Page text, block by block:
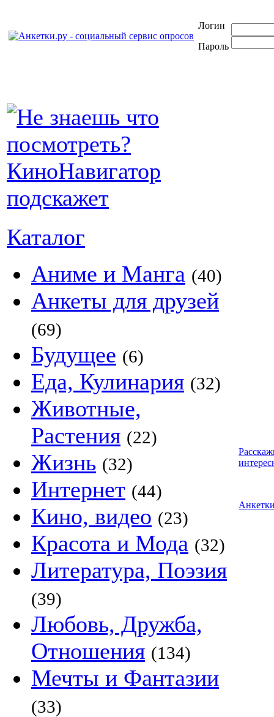
Логин
Пароль
Каталог
Аниме и Манга (40)
Анкеты для друзей
(69)
Будущее (6)
Еда, Кулинария (32)
Животные,
Растения (22)
Жизнь (32)
Интернет (44)
Кино, видео (23)
Красота и Мода (32)
Литература, Поэзия
(39)
Любовь, Дружба,
Отношения (134)
Мечты и Фантазии
(33)